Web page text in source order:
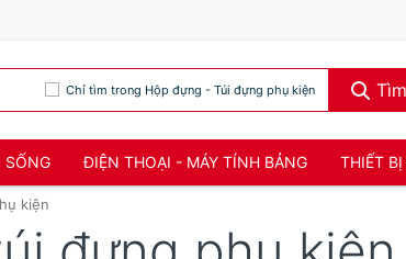
Chỉ tìm trong Hộp đựng - Túi đựng phụ kiện
SỐNG ĐIỆN THOẠI - MÁY TÍNH BẢNG THIẾT BỊ
kiện